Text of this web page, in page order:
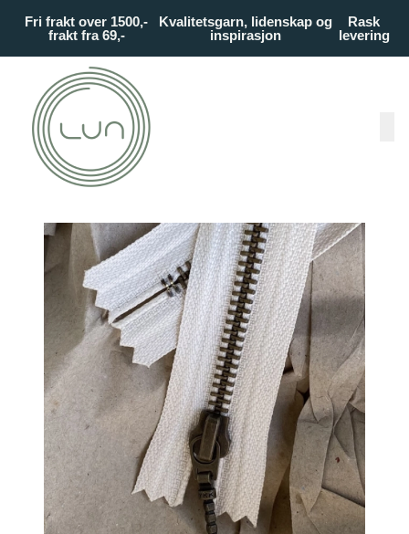
Fri frakt over 1500,-
frakt fra 69,-
Kvalitetsgarn, lidenskap og
inspirasjon
Rask
levering